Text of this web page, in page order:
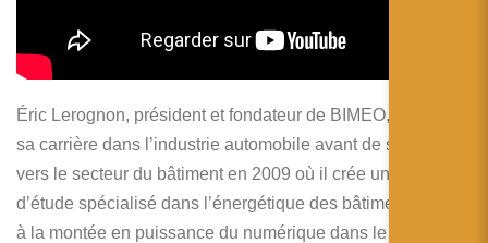
Éric Lerognon, président et fondateur de BIMEO, a entamé
sa carrière dans l’industrie automobile avant de se tourner
vers le secteur du bâtiment en 2009 où il crée un bureau
d’étude spécialisé dans l’énergétique des bâtiments. Face
à la montée en puissance du numérique dans le secteur du